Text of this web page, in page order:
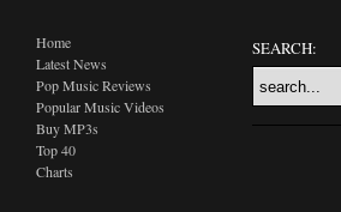
Home
Latest News
Pop Music Reviews
Popular Music Videos
Buy MP3s
Top 40
Charts
SEARCH: